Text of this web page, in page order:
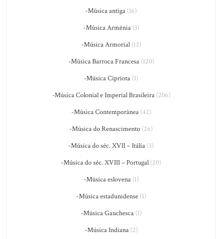
-Música antiga (16)
-Música Armênia(3)
-Música Armorial(12)
-Música Barroca Francesa(120)
-Música Cipriota (1)
-Música Colonial e Imperial Brasileira(206)
-Música Contemporânea(42)
-Música do Renascimento (26)
-Música do séc. XVII – Itália (3)
-Música do séc. XVIII – Portugal (20)
-Música eslovena(1)
-Música estadunidense(1)
-Música Gauchesca(1)
-Música Indiana(2)